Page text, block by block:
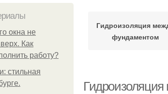
окна не
Как
работу?
стильная
Гидроизоляция
фундаментом
Гидроизоляция